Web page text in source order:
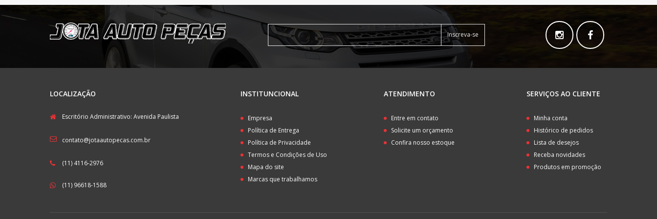
Inscreva-se
LOCALIZAÇÃO
Escritório Administrativo: Avenida Paulista
contato@jotaautopecas.com.br
(11) 4116-2976
(11) 96618-1588
INSTITUNCIONAL
Empresa
Política de Entrega
Política de Privacidade
Termos e Condições de Uso
Mapa do site
Marcas que trabalhamos
ATENDIMENTO
Entre em contato
Solicite um orçamento
Confira nosso estoque
SERVIÇOS AO CLIENTE
Minha conta
Histórico de pedidos
Lista de desejos
Receba novidades
Produtos em promoção